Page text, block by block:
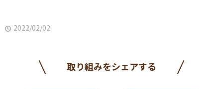
2022/02/02
取り組みをシェアする